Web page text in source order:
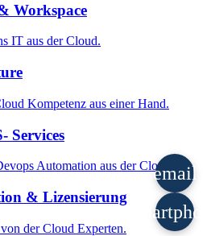
Workspace
IT aus der Cloud.
Kompetenz aus einer Hand.
Services
Automation aus der Cloud.
& Lizensierung
der Cloud Experten.
email